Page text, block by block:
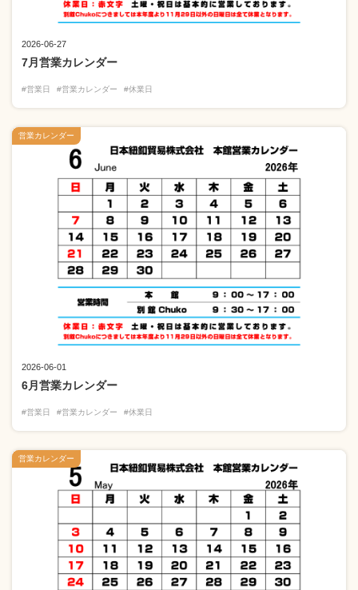
2026-06-27
7月営業カレンダー
#営業日 #営業カレンダー #休業日
2026-06-01
6月営業カレンダー
#営業日 #営業カレンダー #休業日
営業カレンダー
営業カレンダー